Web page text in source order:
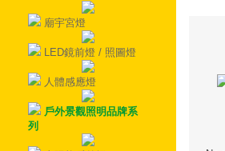
廟宇宮燈
LED鏡前燈 / 照圖燈
人體感應燈
戶外景觀照明品牌系
列